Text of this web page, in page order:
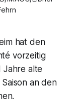
hat den
vorzeitig
Jahre alte
an den